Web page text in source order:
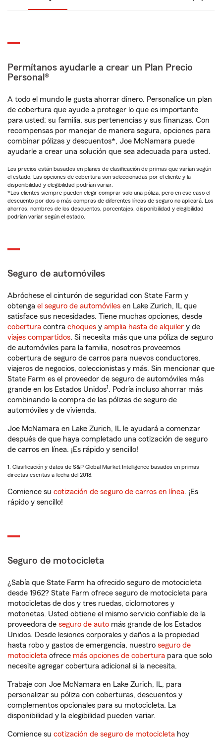
Permítanos ayudarle a crear un Plan Precio
Personal®
A todo el mundo le gusta ahorrar dinero. Personalice un plan
de cobertura que ayude a proteger lo que es importante
para usted: su familia, sus pertenencias y sus finanzas. Con
recompensas por manejar de manera segura, opciones para
combinar pólizas y descuentos*, Joe McNamara puede
ayudarle a crear una solución que sea adecuada para usted.
Los precios están basados en planes de clasificación de primas que varían según
el estado. Las opciones de cobertura son seleccionadas por el cliente y la
disponibilidad y elegibilidad podrían variar.
*Los clientes siempre pueden elegir comprar solo una póliza, pero en ese caso el
descuento por dos o más compras de diferentes líneas de seguro no aplicará. Los
ahorros, nombres de los descuentos, porcentajes, disponibilidad y elegibilidad
podrían variar según el estado.
Seguro de automóviles
Abróchese el cinturón de seguridad con State Farm y
obtenga el seguro de automóviles en Lake Zurich, IL que
satisface sus necesidades. Tiene muchas opciones, desde
cobertura contra choques y amplia hasta de alquiler y de
viajes compartidos. Si necesita más que una póliza de seguro
de automóviles para la familia, nosotros proveemos
cobertura de seguro de carros para nuevos conductores,
viajeros de negocios, coleccionistas y más. Sin mencionar que
State Farm es el proveedor de seguro de automóviles más
grande en los Estados Unidos1 . Podría incluso ahorrar más
combinando la compra de las pólizas de seguro de
automóviles y de vivienda.
Joe McNamara en Lake Zurich, IL le ayudará a comenzar
después de que haya completado una cotización de seguro
de carros en línea. ¡Es rápido y sencillo!
1. Clasificación y datos de S&P Global Market Intelligence basados en primas
directas escritas a fecha del 2018.
Comience su cotización de seguro de carros en línea. ¡Es
rápido y sencillo!
Seguro de motocicleta
¿Sabía que State Farm ha ofrecido seguro de motocicleta
desde 1962? State Farm ofrece seguro de motocicleta para
motocicletas de dos y tres ruedas, ciclomotores y
motonetas. Usted obtiene el mismo servicio confiable de la
proveedora de seguro de auto más grande de los Estados
Unidos. Desde lesiones corporales y daños a la propiedad
hasta robo y gastos de emergencia, nuestro seguro de
motocicleta ofrece más opciones de cobertura para que solo
necesite agregar cobertura adicional si la necesita.
Trabaje con Joe McNamara en Lake Zurich, IL, para
personalizar su póliza con coberturas, descuentos y
complementos opcionales para su motocicleta. La
disponibilidad y la elegibilidad pueden variar.
Comience su cotización de seguro de motocicleta hoy